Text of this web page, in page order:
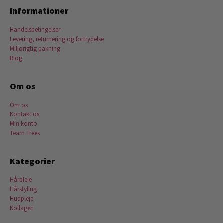
Informationer
Handelsbetingelser
Levering, returnering og fortrydelse
Miljørigtig pakning
Blog
Om os
Om os
Kontakt os
Min konto
Team Trees
Kategorier
Hårpleje
Hårstyling
Hudpleje
Kollagen